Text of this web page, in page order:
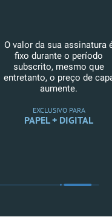
O valor da sua assinatura
fixo durante o período
subscrito, mesmo que
entretanto, o preço de
aumente.
EXCLUSIVO PARA
PAPEL + DIGITAL